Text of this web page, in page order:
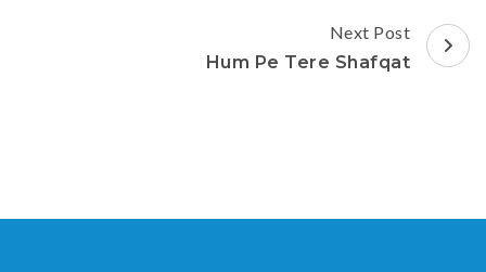
Next Post
Hum Pe Tere Shafqat